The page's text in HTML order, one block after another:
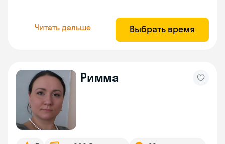
Читать дальше Выбрать время
Римма